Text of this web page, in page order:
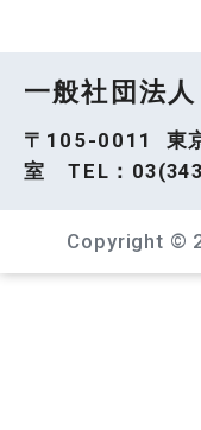
一般社団法
〒105-0011 東
室 TEL：
Copyright ©